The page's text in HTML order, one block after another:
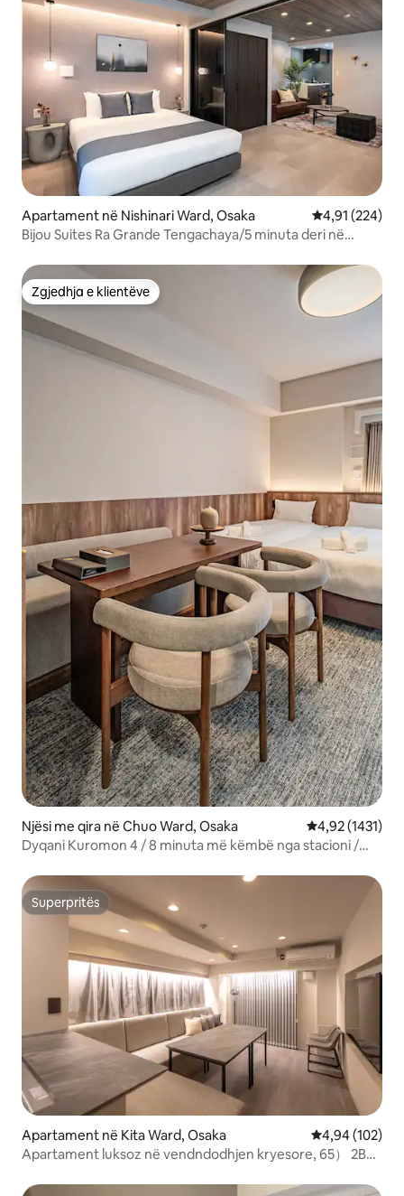
Apartament në Nishinari Ward, Osaka Vlerësimi
4,91 (224)
Bijou Suites Ra Grande Tengachaya/5 minuta deri në
Zgjedhja e klientëve
Zgjedhja e klientëve
Njësi me qira në Chuo Ward, Osaka Vlerësimi
4,92 (1431)
Dyqani Kuromon 4 / 8 minuta më këmbë nga stacioni /
Tsūtenkaku / USJ / KIX direkt , Apartament me dy krevate
dopio
Superpritës
Superpritës
Apartament në Kita Ward, Osaka Vlerësimi
4,94 (102)
Apartament luksoz në vendndodhjen kryesore, 65） 2BR